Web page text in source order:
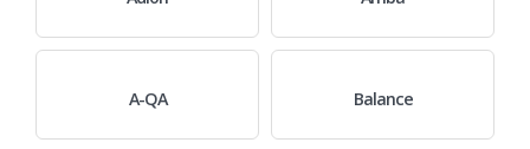
A-QA Balance